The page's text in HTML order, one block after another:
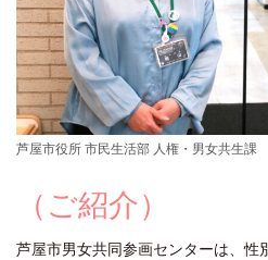
芦屋市役所 市民生活部 人権・男女共生課
（ご紹介）
芦屋市男女共同参画センターは、性